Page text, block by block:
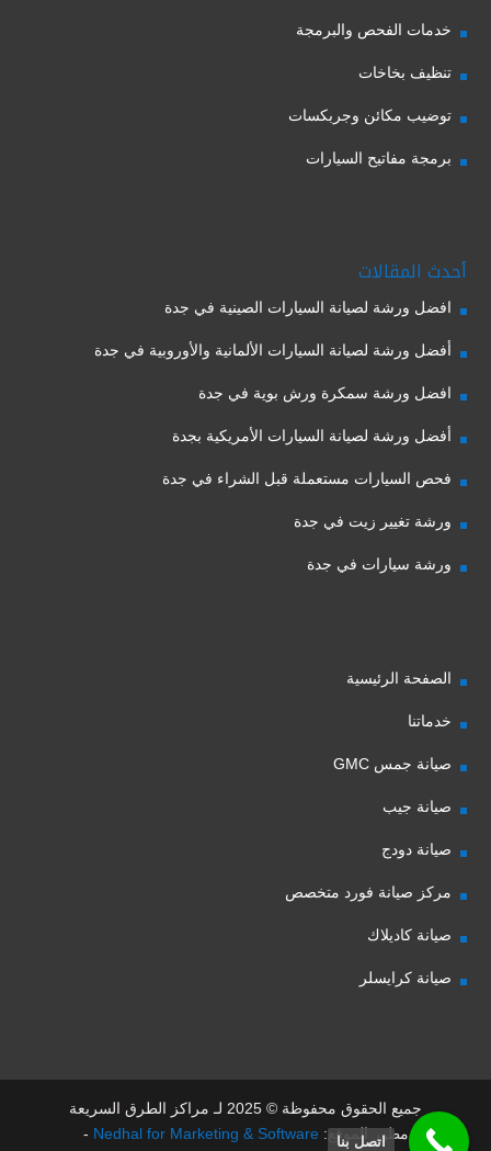
خدمات الفحص والبرمجة
تنظيف بخاخات
توضيب مكائن وجربكسات
برمجة مفاتيح السيارات
أحدث المقالات
افضل ورشة لصيانة السيارات الصينية في جدة
أفضل ورشة لصيانة السيارات الألمانية والأوروبية في جدة
افضل ورشة سمكرة ورش بوية في جدة
أفضل ورشة لصيانة السيارات الأمريكية بجدة
فحص السيارات مستعملة قبل الشراء في جدة
ورشة تغيير زيت في جدة
ورشة سيارات في جدة
الصفحة الرئيسية
خدماتنا
صيانة جمس GMC
صيانة جيب
صيانة دودج
مركز صيانة فورد متخصص
صيانة كاديلاك
صيانة كرايسلر
جميع الحقوق محفوظة © 2025 لـ مراكز الطرق السريعة
مطور الموقع: Nedhal for Marketing & Software
-
اتصل بنا